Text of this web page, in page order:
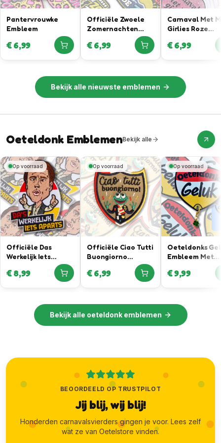
Pantervrouwke
Embleem
€6,99
Officiële Zwoele
Zomernachten
Samenwerking Met
€6,99
Carnaval Met
Girlies Roze
€6,99
Bekijk alle nieuwste emblemen
Oeteldonk EmblemenBekijk alle
Op voorraad
Officiële Das
Werkelijk Iets
Aparts Oeteldonk
Embleem in
samenwerking met
Automotive
€8,99
Op voorraad
Officiële Ciao Tutti
Buongiorno
samenwerking met
€6,99
Op voorraad
Oeteldonks
Embleem Met
Hanger
€9,99
Bekijk alle oeteldonk emblemen
BEOORDEELD OP TRUSTPILOT
Jij blij, wij blij!
Honderden carnavalsvierders gingen je voor. Lees zelf
wat ze van Oetelstore vinden.